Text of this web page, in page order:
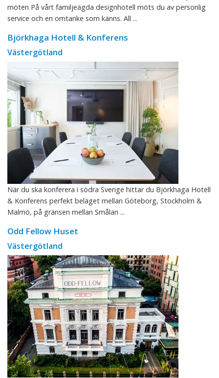
möten På vårt familjeägda designhotell möts du av personlig
service och en omtanke som känns. All ...
Björkhaga Hotell & Konferens
Västergötland
När du ska konferera i södra Sverige hittar du Björkhaga Hotell
& Konferens perfekt beläget mellan Göteborg, Stockholm &
Malmö, på gränsen mellan Smålan ...
Odd Fellow Huset
Västergötland